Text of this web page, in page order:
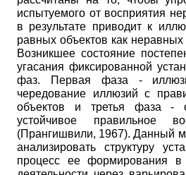
испытуемого от восприятия
в результате приводит к
равных объектов как
Возникшее состояние
угасания фиксированной
фаз. Первая фаза -
чередование иллюзий с
объектов и третья фаза -
устойчивое правильное
(Прангишвили, 1967). Данный
анализировать структуру
процесс ее формирования в